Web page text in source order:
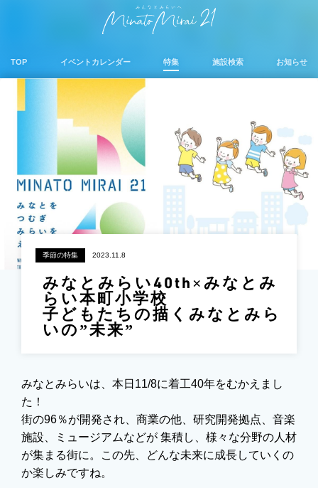
TOP イベントカレンダー 特集 施設検索 お知らせ
季節の特集 2023.11.8
みなとみらい40th×みなとみ
らい本町小学校
子どもたちの描くみなとみら
いの”未来”
みなとみらいは、本日11/8に着工40年をむかえまし
た！
街の96％が開発され、商業の他、研究開発拠点、音楽
施設、ミュージアムなどが 集積し、様々な分野の人材
が集まる街に。この先、どんな未来に成長していくの
か楽しみですね。